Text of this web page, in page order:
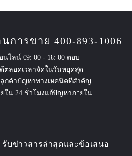
การขาย 400-893-1006
ไลน์ 09: 00 - 18: 00 ตอบ
ตลอดเวลาจัดในวันหยุดสุด
กค้าปัญหาทางเทคนิคที่สำคัญ
ใน 24 ชั่วโมงแก้ปัญหาภายใน
รับข่าวสารล่าสุดและข้อเสนอ